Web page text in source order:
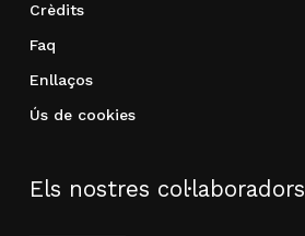
Crèdits
Faq
Enllaços
Ús de cookies
Els nostres col·laboradors